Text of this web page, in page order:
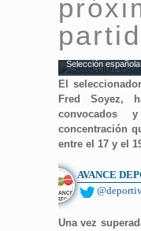
Selección
El
Fred Soyez,
concentración
entre el 17 y el
AVANCE
Una vez